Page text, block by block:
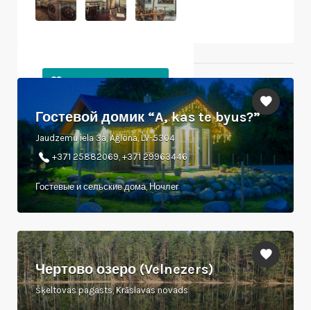
Гостевой домик “A, kas te byus?”
Jaudzemu iela 3a, Aglona, LV-5304
+371 25882069, +371 29963446
Гостевые и сельские дома, Ночлег
Чертово озеро (Velnezers)
Šķeltovas pagasts, Krāslavas novads